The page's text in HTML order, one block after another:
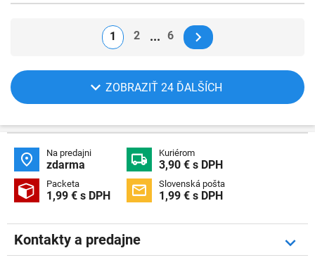
1 2 6
ZOBRAZIŤ 24 ĎALŠÍCH
 Na predajni
zdarma  Kuriérom
3,90 € s DPH
 Packeta
1,99 € s DPH  Slovenská pošta
1,99 € s DPH
Kontakty a predajne